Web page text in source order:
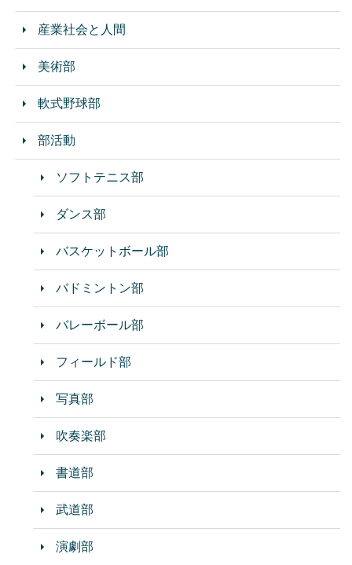
産業社会と人間
美術部
軟式野球部
部活動
ソフトテニス部
ダンス部
バスケットボール部
バドミントン部
バレーボール部
フィールド部
写真部
吹奏楽部
書道部
武道部
演劇部